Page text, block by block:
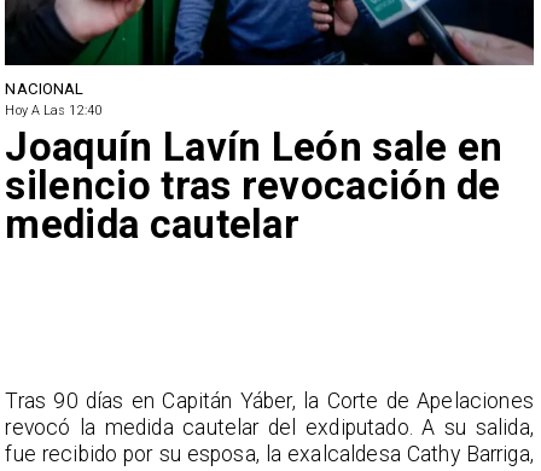
NACIONAL
Hoy A Las 12:40
Joaquín Lavín León sale en
silencio tras revocación de
medida cautelar
Tras 90 días en Capitán Yáber, la Corte de Apelaciones
revocó la medida cautelar del exdiputado. A su salida,
fue recibido por su esposa, la exalcaldesa Cathy Barriga,